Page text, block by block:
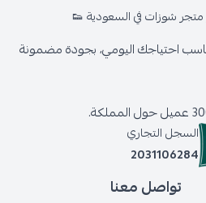
شوزات في السعودية 👟
احتياجك اليومي، بجودة مضمونة
السجل التجاري
2031106284
تواصل معنا